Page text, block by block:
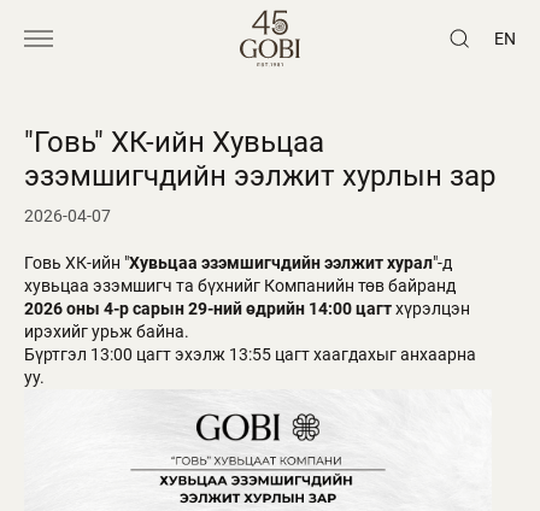
EN
"Говь" ХК-ийн Хувьцаа
эзэмшигчдийн ээлжит хурлын зар
2026-04-07
Говь ХК-ийн "Хувьцаа эзэмшигчдийн ээлжит хурал"-д
хувьцаа эзэмшигч та бүхнийг Компанийн төв байранд
2026 оны 4-р сарын 29-ний өдрийн 14:00 цагтхүрэлцэн
ирэхийг урьж байна.
Бүртгэл 13:00 цагт эхэлж 13:55 цагт хаагдахыг анхаарна
уу.